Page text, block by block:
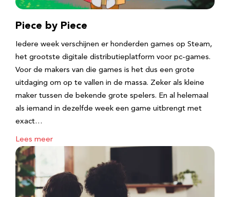
Piece by Piece
Iedere week verschijnen er honderden games op Steam,
het grootste digitale distributieplatform voor pc-games.
Voor de makers van die games is het dus een grote
uitdaging om op te vallen in de massa. Zeker als kleine
maker tussen de bekende grote spelers. En al helemaal
als iemand in dezelfde week een game uitbrengt met
exact…
Lees meer